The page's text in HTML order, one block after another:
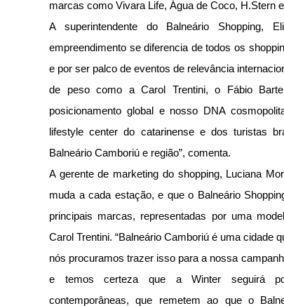
marcas como Vivara Life, Água de Coco, H.Stern
A superintendente do Balneário Shopping,
empreendimento se diferencia de todos os
e por ser palco de eventos de relevância
de peso como a Carol Trentini, o Fábio
posicionamento global e nosso DNA
lifestyle center do catarinense e dos turistas
Balneário Camboriú e região”, comenta.
A gerente de marketing do shopping, Luciana
muda a cada estação, e que o Balneário
principais marcas, representadas por uma
Carol Trentini. “Balneário Camboriú é uma cidade
nós procuramos trazer isso para a nossa
e temos certeza que a Winter seguirá
contemporâneas, que remetem ao que o